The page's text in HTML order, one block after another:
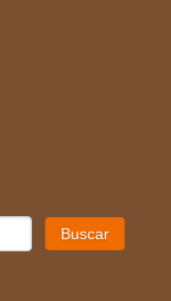
Buscar